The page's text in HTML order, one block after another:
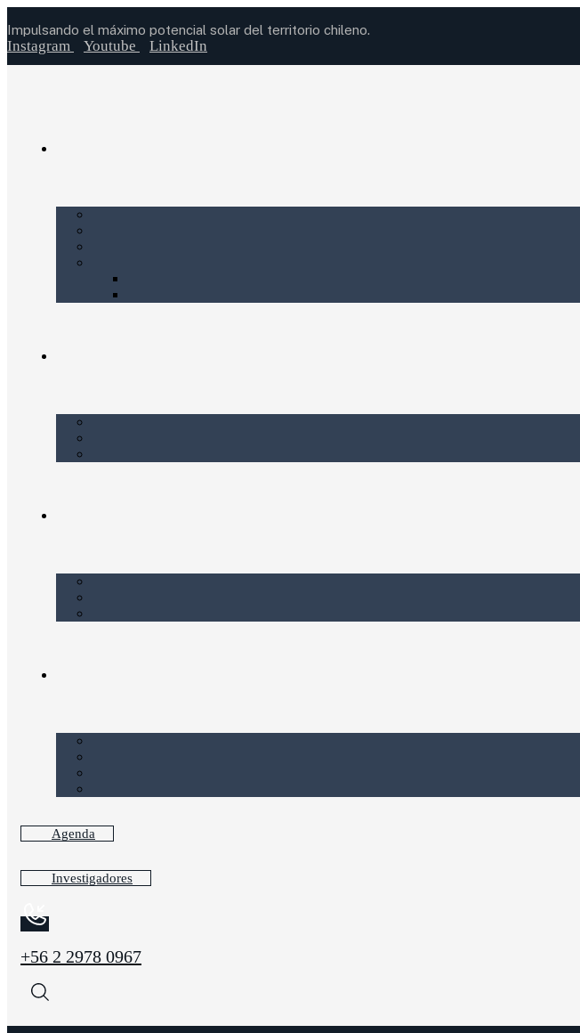
Impulsando el máximo potencial solar del territorio chileno.
Instagram Youtube LinkedIn
Agenda
Investigadores
+56 2 2978 0967